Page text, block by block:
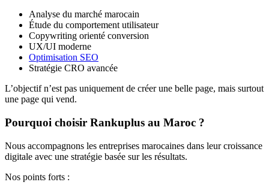
Analyse du marché marocain
Étude du comportement utilisateur
Copywriting orienté conversion
UX/UI moderne
Optimisation SEO
Stratégie CRO avancée
L’objectif n’est pas uniquement de créer une belle page, mais surtout
une page qui vend.
Pourquoi choisir Rankuplus au Maroc ?
Nous accompagnons les entreprises marocaines dans leur croissance
digitale avec une stratégie basée sur les résultats.
Nos points forts :